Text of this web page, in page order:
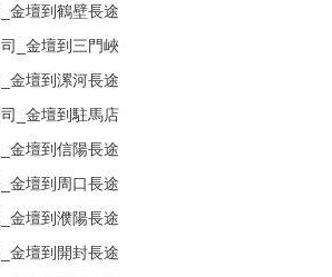
金壇到鶴壁長途
_金壇到三門峽
金壇到漯河長途
_金壇到駐馬店
金壇到信陽長途
金壇到周口長途
金壇到濮陽長途
金壇到開封長途